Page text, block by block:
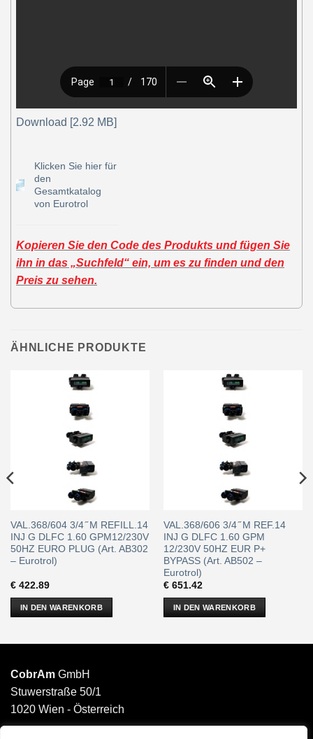
Download [2.92 MB]
Klicken Sie hier für
den
Gesamtkatalog
von Eurotrol
Kopieren Sie den Code des Produkts und fügen Sie
ihn in das „Suchfeld“ ein, um es zu finden und den
Preis zu sehen.
ÄHNLICHE PRODUKTE
VAL.368/604 3/4 ̋ M REFILL.14
INJ G DLFC 1.60 GPM12/230V
50HZ EURO PLUG (Art. AB302
– Eurotrol)
€422.89
IN DEN WARENKORB
VAL.368/606 3/4 ̋ M REF.14
INJ G DLFC 1.60 GPM
12/230V 50HZ EUR P+
BYPASS (Art. AB502 –
Eurotrol)
€651.42
IN DEN WARENKORB
CobrAm GmbH
Stuwerstraße 50/1
1020 Wien - Österreich
______________________